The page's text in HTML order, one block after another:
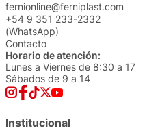
fernionline@ferniplast.com
+54 9 351 233-2332
(WhatsApp)
Contacto
Horario de atención:
Lunes a Viernes de 8:30 a 17
Sábados de 9 a 14
Institucional